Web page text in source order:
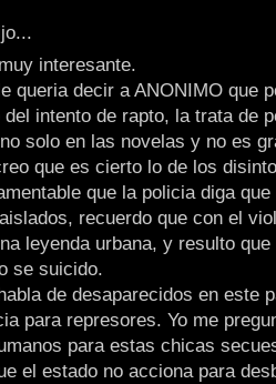
interesante.
queria decir a ANONIMO que
intento de rapto, la trata de
solo en las novelas y no es
que es cierto lo de los
que la policia diga
recuerdo que con el
leyenda urbana, y resulto
se suicido.
de desaparecidos en este
para represores. Yo me
para estas chicas
el estado no acciona para